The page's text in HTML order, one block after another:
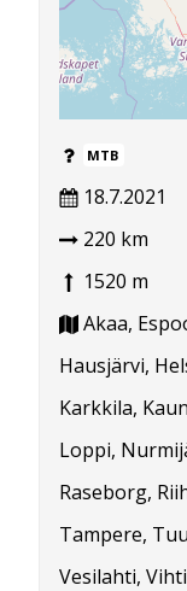
MTB
18.7.2021
220 km
1520 m
Akaa,
Hausjärvi,
Karkkila,
Loppi,
Raseborg,
Tampere,
Vesilahti, Vihti